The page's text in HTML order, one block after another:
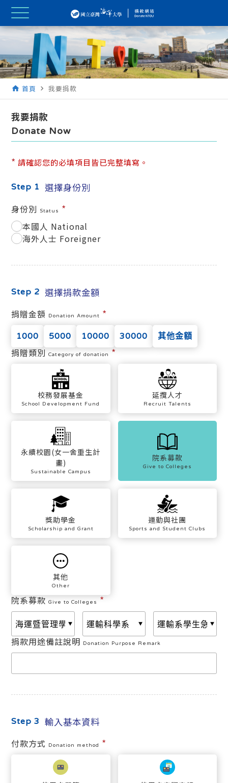
home 首頁 navigate_next 我要捐款
我要捐款
Donate Now
* 請確認您的必填項目皆已完整填寫。
Step 1 選擇身份別
身份別 Status *
本國人 National
海外人士 Foreigner
Step 2 選擇捐款金額
捐贈金額 Donation Amount *
1000 5000 10000 30000 其他金額
捐贈類別Category of donation *
校務發展基金
School Development Fund
延攬人才
Recruit Talents
永續校園(女一舍重生計
畫)
Sustainable Campus
院系募款
Give to Colleges
獎助學金
Scholarship and Grant
運動與社團
Sports and Student Clubs
其他
Other
院系募款Give to Colleges *
捐款用途備註說明 Donation Purpose Remark
Step 3 輸入基本資料
付款方式 Donation method *